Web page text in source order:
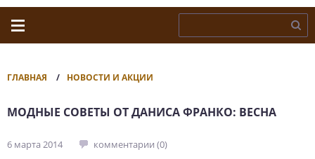
ГЛАВНАЯ НОВОСТИ И АКЦИИ
МОДНЫЕ СОВЕТЫ ОТ ДАНИСА ФРАНКО: ВЕСНА
6 марта 2014 комментарии (0)